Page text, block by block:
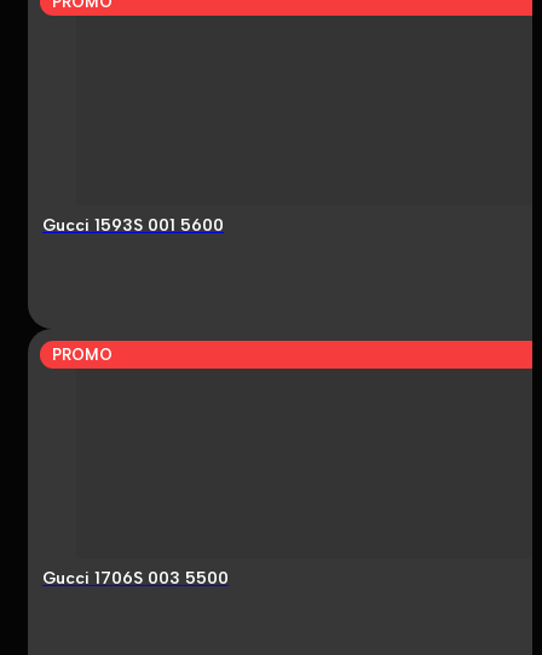
Gucci 1593S 001 5600
PROMO
Gucci 1706S 003 5500